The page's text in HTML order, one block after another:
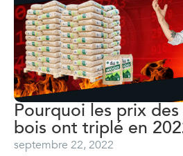
Pourquoi les prix
bois ont triplé en
septembre 22, 2022